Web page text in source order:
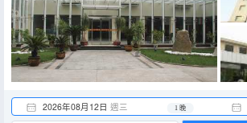
2026年08月12日 週三 1 晚